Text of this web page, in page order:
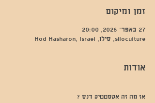
זמן ומיקום
27 באפר׳ 2026, 20:00
siloculture, סילו, Hod Hasharon, Israel
אודות
אז מה זה אקסטטיק דנס ?